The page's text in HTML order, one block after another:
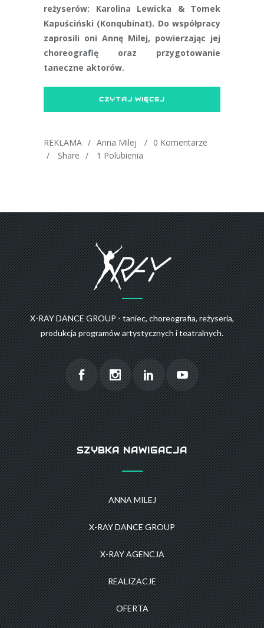
reżyserów: Karolina Lewicka & Tomek
Kapuściński (Konqubinat). Do współpracy
zaprosili oni Annę Milej, powierzając jej
choreografię oraz przygotowanie
taneczne aktorów.
CZYTAJ WIĘCEJ
REKLAMA Anna Milej
0 Komentarze
Share
1 Polubienia
X-RAY DANCE GROUP - taniec, choreografia, reżyseria,
produkcja programów artystycznych i teatralnych.
SZYBKA NAWIGACJA
ANNA MILEJ
X-RAY DANCE GROUP
X-RAY AGENCJA
REALIZACJE
OFERTA